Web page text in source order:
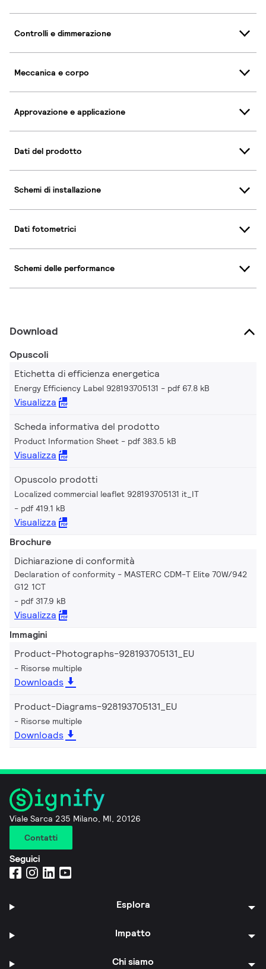
Controlli e dimmerazione
Meccanica e corpo
Approvazione e applicazione
Dati del prodotto
Schemi di installazione
Dati fotometrici
Schemi delle performance
Download
Opuscoli
Etichetta di efficienza energetica
Energy Efficiency Label 928193705131 pdf 67.8 kB
Visualizza
Scheda informativa del prodotto
Product Information Sheet pdf 383.5 kB
Visualizza
Opuscolo prodotti
Localized commercial leaflet 928193705131 it_IT
pdf 419.1 kB
Visualizza
Brochure
Dichiarazione di conformità
Declaration of conformity - MASTERC CDM-T Elite 70W/942
G12 1CT
pdf 317.9 kB
Visualizza
Immagini
Product-Photographs-928193705131_EU
Risorse multiple
Downloads
Product-Diagrams-928193705131_EU
Risorse multiple
Downloads
Viale Sarca 235 Milano, MI, 20126
Contatti
Seguici
Esplora
Impatto
Chi siamo